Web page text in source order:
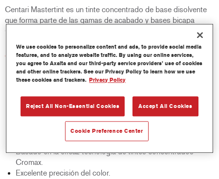
Centari Mastertint es un tinte concentrado de base disolvente
que forma parte de las gamas de acabado y bases bicapa
Centari.
Características del producto
Sistema de pintado de base disolvente, único por su
versatilidad y facilidad de uso.
calidades de base disolvente: medios y altos sólidos,
acabados y bases bicapa.
Rápido control de stocks.
Ahorra espacio de almacenamiento.
Basado en la eficaz tecnología de tintes concentrados
Cromax.
Excelente precisión del color.
We use cookies to personalize content and ads, to provide social media
features, and to analyze website traffic. By using our online services,
you agree to Axalta and our third-party service providers’ use of cookies
and other online trackers. See our Privacy Policy to learn how we use
these cookies and trackers. Privacy Policy
Reject All Non-Essential Cookies Accept All Cookies
Cookie Preference Center